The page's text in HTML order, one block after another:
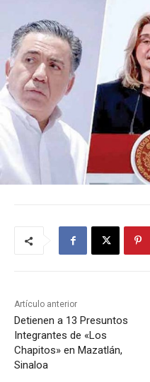
Artículo anterior
Detienen a 13 Presuntos
Integrantes de «Los
Chapitos» en Mazatlán,
Sinaloa